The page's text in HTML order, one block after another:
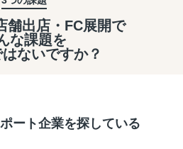
舗出店・FC展開で
な課題を
ないですか？
ート企業を探している